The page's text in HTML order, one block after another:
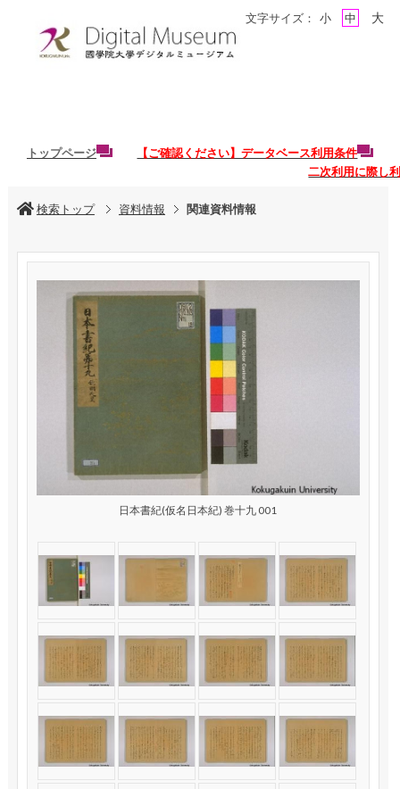
トップページ
【ご確認ください】データベース利用条件
二次利用に際し
文字サイズ： 小 中 大
検索トップ 資料情報 関連資料情報
日本書紀(仮名日本紀) 巻十九 001